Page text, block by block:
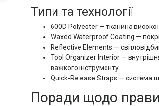
Типи та технології
600D Polyester — тканина
Waxed Waterproof Coating —
Reflective Elements —
Tool Organizer Interior —
важкого інструменту.
Quick-Release Straps — система
Поради щодо